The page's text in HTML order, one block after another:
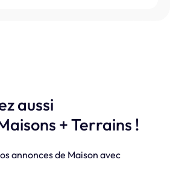
aussi
+ Terrains !
annonces de Maison avec